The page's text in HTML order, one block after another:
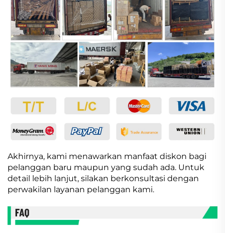
Akhirnya, kami menawarkan manfaat diskon bagi
pelanggan baru maupun yang sudah ada. Untuk
detail lebih lanjut, silakan berkonsultasi dengan
perwakilan layanan pelanggan kami.